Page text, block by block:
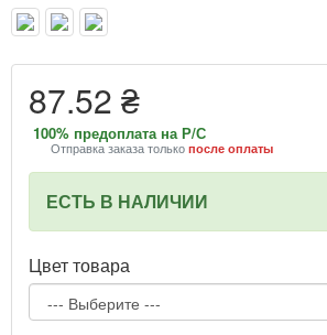
87.52 ₴
100% предоплата на Р/С
Отправка заказа только после оплаты
ЕСТЬ В НАЛИЧИИ
Цвет товара